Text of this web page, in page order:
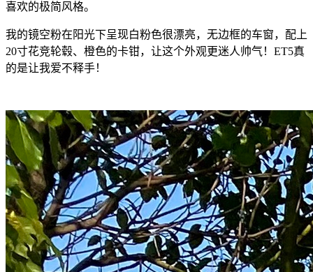
喜欢的极简风格。
我的镜空粉在阳光下呈现白粉色很漂亮，无边框的车窗，配上
20寸花竞轮毂、橙色的卡钳，让这个外观更迷人帅气！ET5真
的是让我爱不释手！